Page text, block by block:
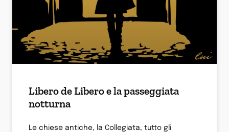
Libero de Libero e la passeggiata
notturna
Le chiese antiche, la Collegiata, tutto gli